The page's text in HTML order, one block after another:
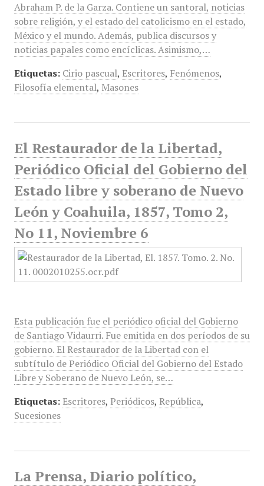
Abraham P. de la Garza. Contiene un santoral, noticias
sobre religión, y el estado del catolicismo en el estado,
México y el mundo. Además, publica discursos y
noticias papales como encíclicas. Asimismo,…
Etiquetas: Cirio pascual, Escritores, Fenómenos,
Filosofía elemental, Masones
El Restaurador de la Libertad,
Periódico Oficial del Gobierno del
Estado libre y soberano de Nuevo
León y Coahuila, 1857, Tomo 2,
No 11, Noviembre 6
Esta publicación fue el periódico oficial del Gobierno
de Santiago Vidaurri. Fue emitida en dos períodos de su
gobierno. El Restaurador de la Libertad con el
subtítulo de Periódico Oficial del Gobierno del Estado
Libre y Soberano de Nuevo León, se…
Etiquetas: Escritores, Periódicos, República,
Sucesiones
La Prensa, Diario político,